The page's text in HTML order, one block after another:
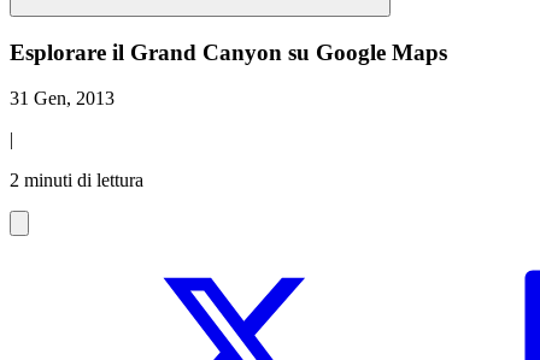
Esplorare il Grand Canyon su Google Maps
31 Gen, 2013
|
2 minuti di lettura